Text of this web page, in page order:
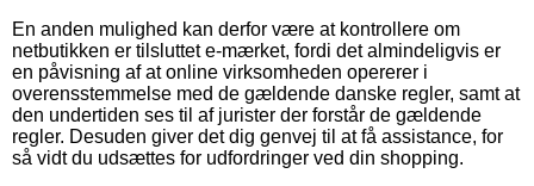
En anden mulighed kan derfor være at kontrollere om
netbutikken er tilsluttet e-mærket, fordi det almindeligvis er
en påvisning af at online virksomheden opererer i
overensstemmelse med de gældende danske regler, samt at
den undertiden ses til af jurister der forstår de gældende
regler. Desuden giver det dig genvej til at få assistance, for
så vidt du udsættes for udfordringer ved din shopping.